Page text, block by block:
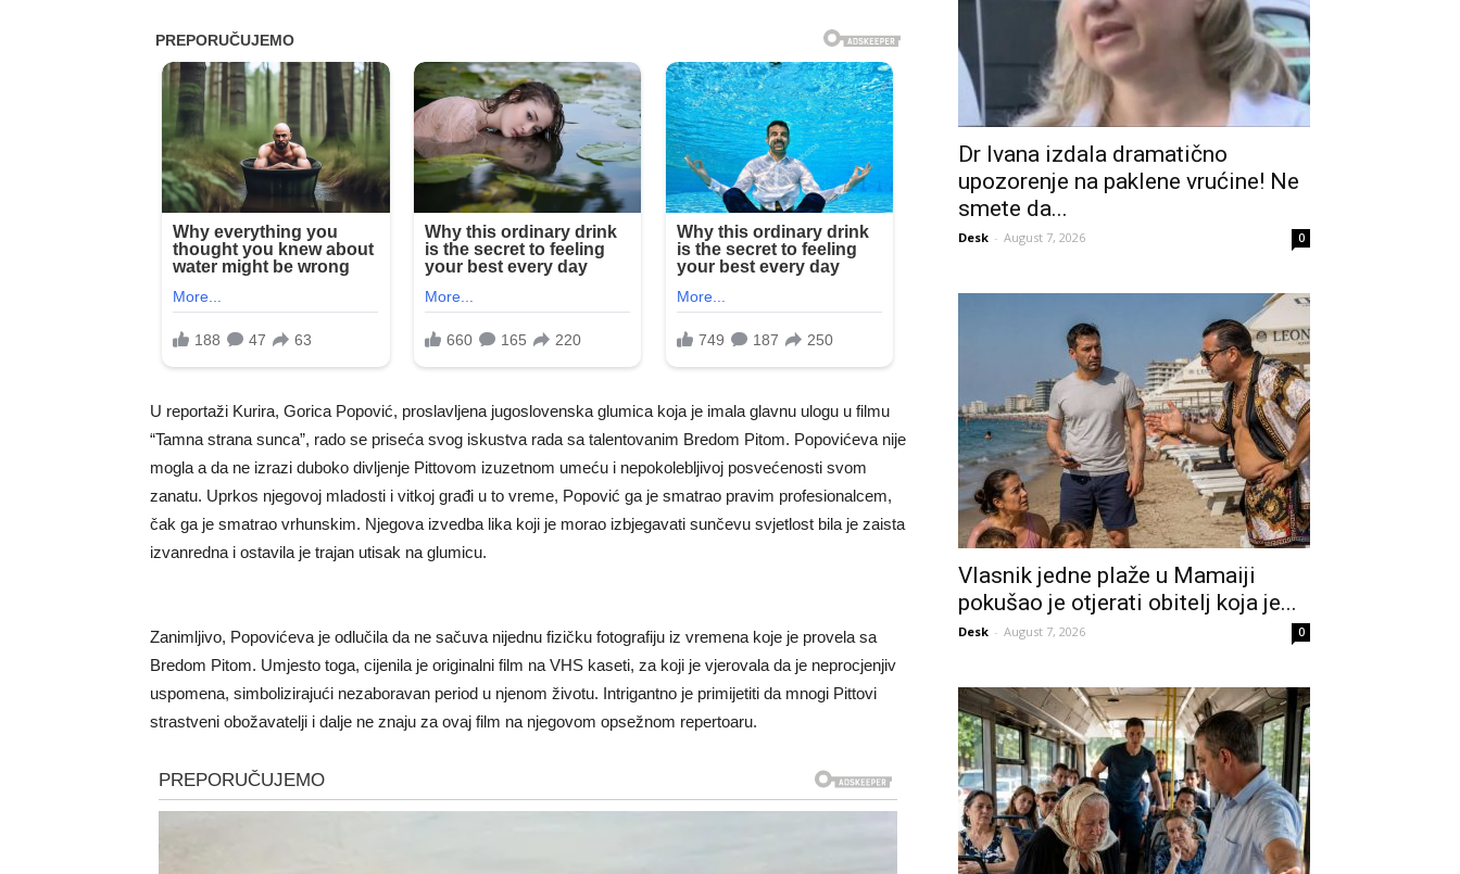
U reportaži Kurira, Gorica Popović, proslavljena jugoslovenska glumica koja je imala glavnu ulogu u filmu
“Tamna strana sunca”, rado se priseća svog iskustva rada sa talentovanim Bredom Pitom. Popovićeva nije
mogla a da ne izrazi duboko divljenje Pittovom izuzetnom umeću i nepokolebljivoj posvećenosti svom
zanatu. Uprkos njegovoj mladosti i vitkoj građi u to vreme, Popović ga je smatrao pravim profesionalcem,
čak ga je smatrao vrhunskim. Njegova izvedba lika koji je morao izbjegavati sunčevu svjetlost bila je zaista
izvanredna i ostavila je trajan utisak na glumicu.
Zanimljivo, Popovićeva je odlučila da ne sačuva nijednu fizičku fotografiju iz vremena koje je provela sa
Bredom Pitom. Umjesto toga, cijenila je originalni film na VHS kaseti, za koji je vjerovala da je neprocjenjiv
uspomena, simbolizirajući nezaboravan period u njenom životu. Intrigantno je primijetiti da mnogi Pittovi
strastveni obožavatelji i dalje ne znaju za ovaj film na njegovom opsežnom repertoaru.
Dr Ivana izdala dramatično
upozorenje na paklene vrućine! Ne
smete da...
Desk - August 7, 2026 0
Vlasnik jedne plaže u Mamaiji
pokušao je otjerati obitelj koja je...
Desk - August 7, 2026 0